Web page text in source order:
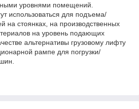
уровнями помещений.
использоваться для подъема/
на стоянках, на производственных
на уровень подающих
альтернативы грузовому лифту
рампе для погрузки/